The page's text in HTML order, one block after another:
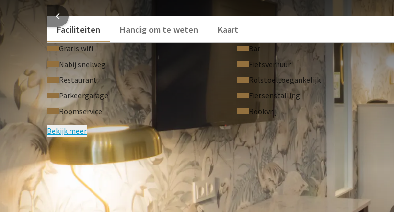
Faciliteiten
Handig om te weten Kaart
Gratis wifi
Bar
Nabij snelweg
Fietsverhuur
Restaurant
Rolstoeltoegankelijk
Parkeergarage
Fietsenstalling
Roomservice
Rookvrij
Bekijk meer